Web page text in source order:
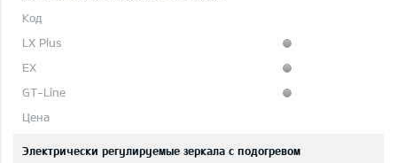
Электрически регулируемые зеркала с подогревом